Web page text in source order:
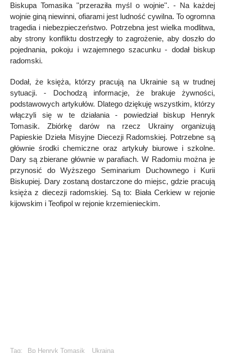
Biskupa Tomasika ''przeraziła myśl o wojnie''. - Na każdej
wojnie giną niewinni, ofiarami jest ludność cywilna. To ogromna
tragedia i niebezpieczeństwo. Potrzebna jest wielka modlitwa,
aby strony konfliktu dostrzegły to zagrożenie, aby doszło do
pojednania, pokoju i wzajemnego szacunku - dodał biskup
radomski.
Dodał, że księża, którzy pracują na Ukrainie są w trudnej
sytuacji. - Dochodzą informacje, że brakuje żywności,
podstawowych artykułów. Dlatego dziękuję wszystkim, którzy
włączyli się w te działania - powiedział biskup Henryk
Tomasik. Zbiórkę darów na rzecz Ukrainy organizują
Papieskie Dzieła Misyjne Diecezji Radomskiej. Potrzebne są
głównie środki chemiczne oraz artykuły biurowe i szkolne.
Dary są zbierane głównie w parafiach. W Radomiu można je
przynosić do Wyższego Seminarium Duchownego i Kurii
Biskupiej. Dary zostaną dostarczone do miejsc, gdzie pracują
księża z diecezji radomskiej. Są to: Biała Cerkiew w rejonie
kijowskim i Teofipol w rejonie krzemienieckim.
Tag: Bp Henryk Tomasik Ukraina